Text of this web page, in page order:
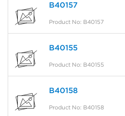
B40157
Product No: B40157
B40155
Product No: B40155
B40158
Product No: B40158